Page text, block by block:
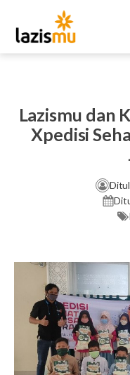
Lazismu dan
Xpedisi